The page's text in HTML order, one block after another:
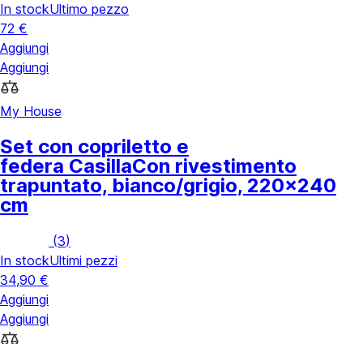
In stockUltimo pezzo
72 €
Aggiungi
Aggiungi
My House
Set con copriletto e
federa CasillaCon rivestimento
trapuntato, bianco/grigio, 220x240
cm
(3)
In stockUltimi pezzi
34,90 €
Aggiungi
Aggiungi